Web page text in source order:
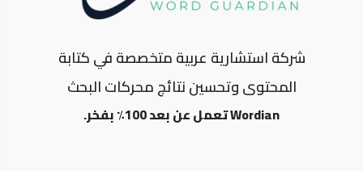
شركة استشارية عربية متخصصة في كتابة
المحتوى وتحسين نتائج محركات البحث
Wordian تعمل عن بعد 100٪ بفخر.